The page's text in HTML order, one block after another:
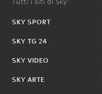
Tutti i siti di Sky:
SKY SPORT
SKY TG 24
SKY VIDEO
SKY ARTE